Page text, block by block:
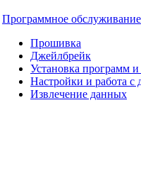
Программное обслуживание
Прошивка
Джейлбрейк
Установка программ и
Настройки и работа с
Извлечение данных